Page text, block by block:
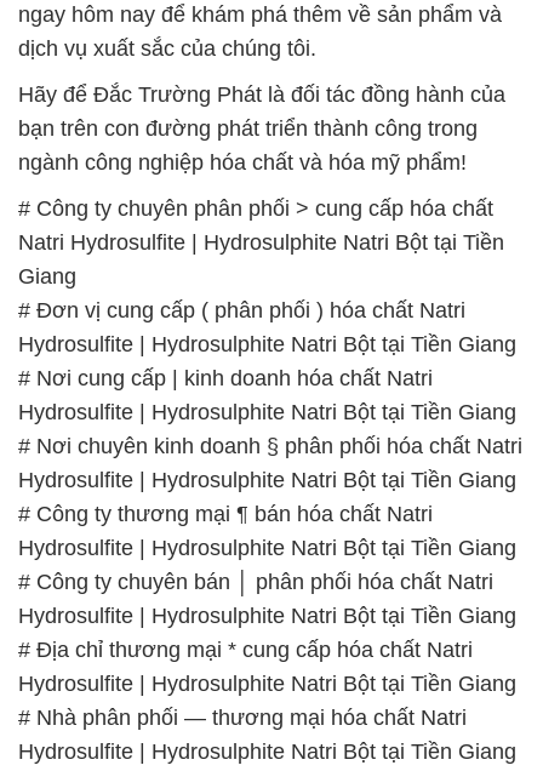
ngay hôm nay để khám phá thêm về sản phẩm và
dịch vụ xuất sắc của chúng tôi.
Hãy để Đắc Trường Phát là đối tác đồng hành của
bạn trên con đường phát triển thành công trong
ngành công nghiệp hóa chất và hóa mỹ phẩm!
# Công ty chuyên phân phối > cung cấp hóa chất
Natri Hydrosulfite | Hydrosulphite Natri Bột tại Tiền
Giang
# Đơn vị cung cấp ( phân phối ) hóa chất Natri
Hydrosulfite | Hydrosulphite Natri Bột tại Tiền Giang
# Nơi cung cấp | kinh doanh hóa chất Natri
Hydrosulfite | Hydrosulphite Natri Bột tại Tiền Giang
# Nơi chuyên kinh doanh § phân phối hóa chất Natri
Hydrosulfite | Hydrosulphite Natri Bột tại Tiền Giang
# Công ty thương mại ¶ bán hóa chất Natri
Hydrosulfite | Hydrosulphite Natri Bột tại Tiền Giang
# Công ty chuyên bán │ phân phối hóa chất Natri
Hydrosulfite | Hydrosulphite Natri Bột tại Tiền Giang
# Địa chỉ thương mại * cung cấp hóa chất Natri
Hydrosulfite | Hydrosulphite Natri Bột tại Tiền Giang
# Nhà phân phối — thương mại hóa chất Natri
Hydrosulfite | Hydrosulphite Natri Bột tại Tiền Giang